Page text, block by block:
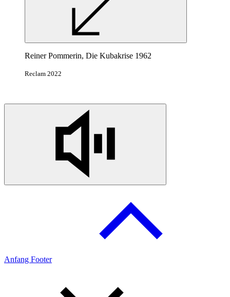
Reiner Pommerin, Die Kubakrise 1962
Reclam 2022
Anfang Footer